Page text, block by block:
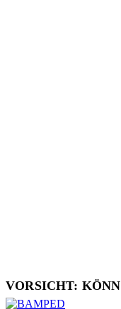
VORSICHT: